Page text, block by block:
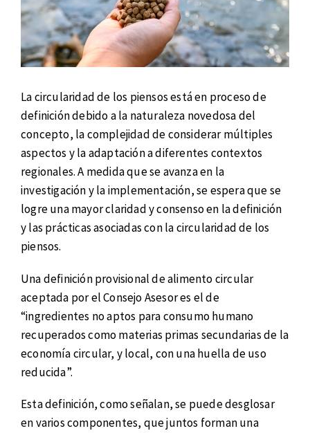
La circularidad de los piensos está en proceso de
definición debido a la naturaleza novedosa del
concepto, la complejidad de considerar múltiples
aspectos y la adaptación a diferentes contextos
regionales. A medida que se avanza en la
investigación y la implementación, se espera que se
logre una mayor claridad y consenso en la definición
y las prácticas asociadas con la circularidad de los
piensos.
Una definición provisional de alimento circular
aceptada por el Consejo Asesor es el de
“ingredientes no aptos para consumo humano
recuperados como materias primas secundarias de la
economía circular, y local, con una huella de uso
reducida”.
Esta definición, como señalan, se puede desglosar
en varios componentes, que juntos forman una